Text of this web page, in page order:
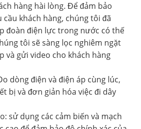
hàng hài lòng. Để đảm bảo
khách hàng, chúng tôi đã
đoàn điện lực trong nước có thế
tôi sẽ sàng lọc nghiêm ngặt
và gửi video cho khách hàng
dòng điện và điện áp cùng lúc,
bị và đơn giản hóa việc đi dây
sử dụng các cảm biến và mạch